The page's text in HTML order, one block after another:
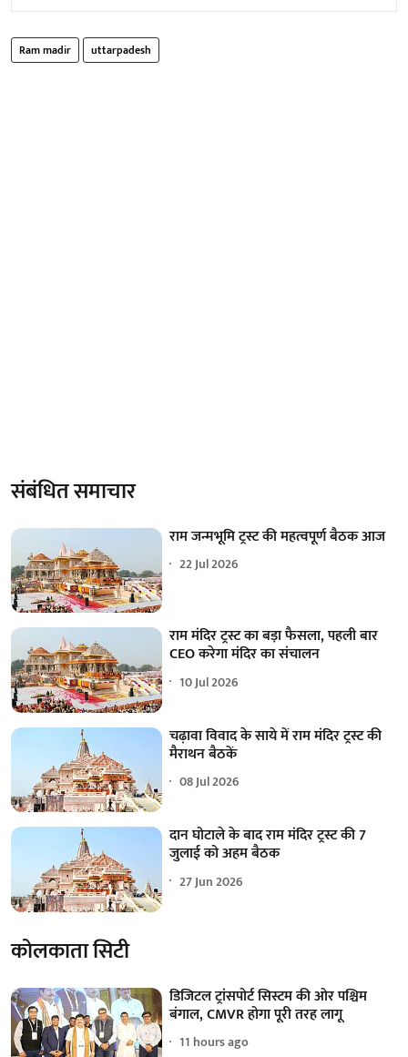
Ram madir uttarpadesh
संबंधित समाचार
राम जन्मभूमि ट्रस्ट की महत्वपूर्ण बैठक आज
22 Jul 2026
राम मंदिर ट्रस्ट का बड़ा फैसला, पहली बार
CEO करेगा मंदिर का संचालन
10 Jul 2026
चढ़ावा विवाद के साये में राम मंदिर ट्रस्ट की
मैराथन बैठकें
08 Jul 2026
दान घोटाले के बाद राम मंदिर ट्रस्ट की 7
जुलाई को अहम बैठक
27 Jun 2026
कोलकाता सिटी
डिजिटल ट्रांसपोर्ट सिस्टम की ओर पश्चिम
बंगाल, CMVR होगा पूरी तरह लागू
11 hours ago